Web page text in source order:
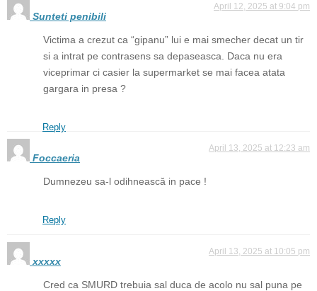
Sunteti penibili
April 12, 2025 at 9:04 pm
Victima a crezut ca “gipanu” lui e mai smecher decat un tir
si a intrat pe contrasens sa depaseasca. Daca nu era
viceprimar ci casier la supermarket se mai facea atata
gargara in presa ?
Reply
Foccaeria
April 13, 2025 at 12:23 am
Dumnezeu sa-l odihnească in pace !
Reply
xxxxx
April 13, 2025 at 10:05 pm
Cred ca SMURD trebuia sal duca de acolo nu sal puna pe